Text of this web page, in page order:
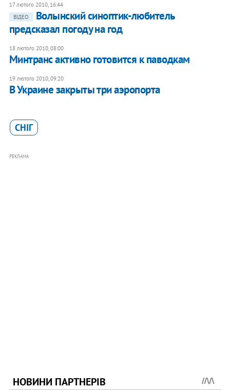
17 лютого 2010, 16:44
ВІДЕО
Волынский синоптик-любитель
предсказал погоду на год
18 лютого 2010, 08:00
Минтранс активно готовится к паводкам
19 лютого 2010, 09:20
В Украине закрыты три аэропорта
СНІГ
РЕКЛАМА